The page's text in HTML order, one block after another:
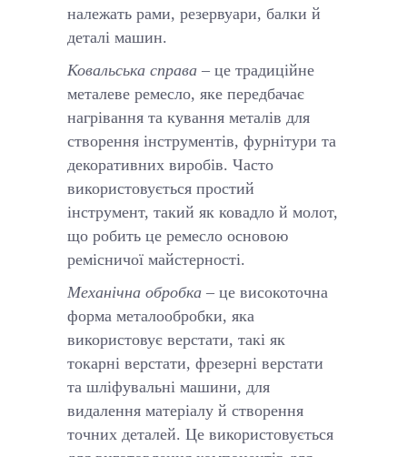
належать рами, резервуари, балки й
деталі машин.
Ковальська справа – це традиційне
металеве ремесло, яке передбачає
нагрівання та кування металів для
створення інструментів, фурнітури та
декоративних виробів. Часто
використовується простий
інструмент, такий як ковадло й молот,
що робить це ремесло основою
ремісничої майстерності.
Механічна обробка – це високоточна
форма металообробки, яка
використовує верстати, такі як
токарні верстати, фрезерні верстати
та шліфувальні машини, для
видалення матеріалу й створення
точних деталей. Це використовується